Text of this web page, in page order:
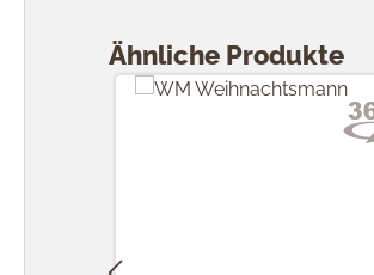
Ähnliche Produkte